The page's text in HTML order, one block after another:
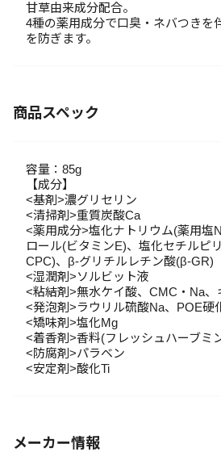
甘草由来成分配合。
4種の薬用成分で口臭・ネバつきを
を防ぎます。
商品スペック
容量：85g
【成分】
<基剤>濃グリセリン
<清掃剤>重質炭酸Ca
<薬用成分>塩化ナトリウム(薬用塩
ロール(ビタミンE)、塩化セチルピ
CPC)、β-グリチルレチン酸(β-GR)
<湿潤剤>ソルビット液
<粘結剤>無水ケイ酸、CMC・Na、
<発泡剤>ラウリル硫酸Na、POE硬
<矯味剤>塩化Mg
<着香剤>香料(フレッシュハーブミ
<防腐剤>パラベン
<安定剤>酸化Ti
メーカー情報